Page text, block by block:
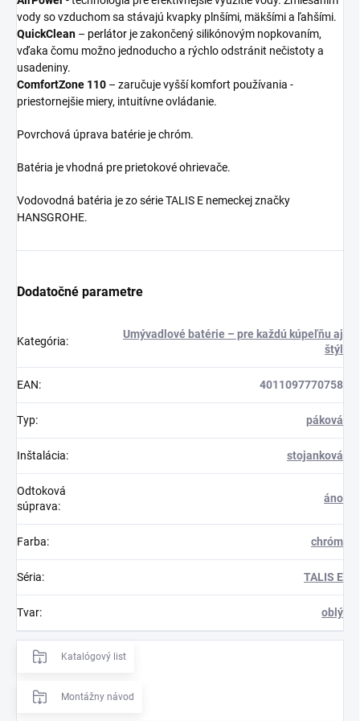
vody so vzduchom sa stávajú kvapky plnšími, mäkšími a ľahšími.
QuickClean – perlátor je zakončený silikónovým nopkovaním,
vďaka čomu možno jednoducho a rýchlo odstránit nečistoty a
usadeniny.
ComfortZone 110 – zaručuje vyšší komfort používania -
priestornejšie miery, intuitívne ovládanie.
Povrchová úprava batérie je chróm.
Batéria je vhodná pre prietokové ohrievače.
Vodovodná batéria je zo série TALIS E nemeckej značky
HANSGROHE.
Dodatočné parametre
Kategória:
Umývadlové batérie – pre každú kúpeľňu aj
štýl
EAN: 4011097770758
Typ: páková
Inštalácia: stojanková
Odtoková
súprava:
áno
Farba: chróm
Séria: TALIS E
Tvar: oblý
Katalógový list
Montážny návod